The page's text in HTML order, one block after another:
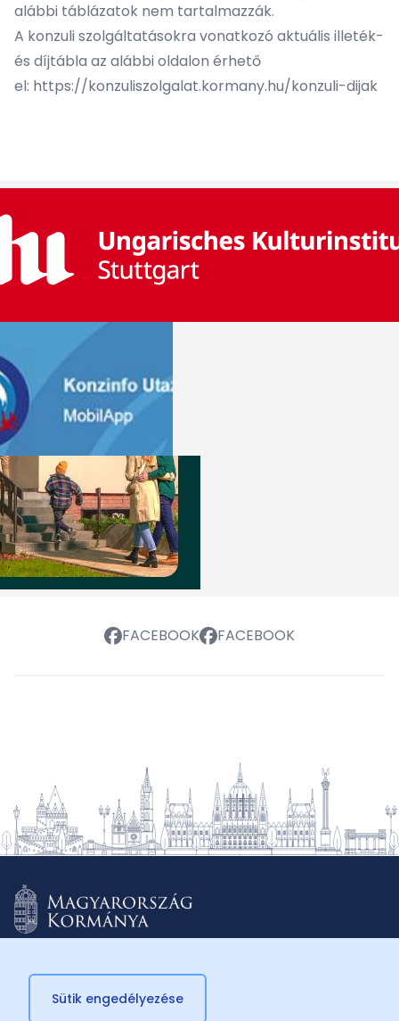
alábbi táblázatok nem tartalmazzák.
A konzuli szolgáltatásokra vonatkozó aktuális illeték-
és díjtábla az alábbi oldalon érhető
el: https://konzuliszolgalat.kormany.hu/konzuli-dijak
FACEBOOK FACEBOOK
© 2026 Külügyminisztérium
Sütik engedélyezése